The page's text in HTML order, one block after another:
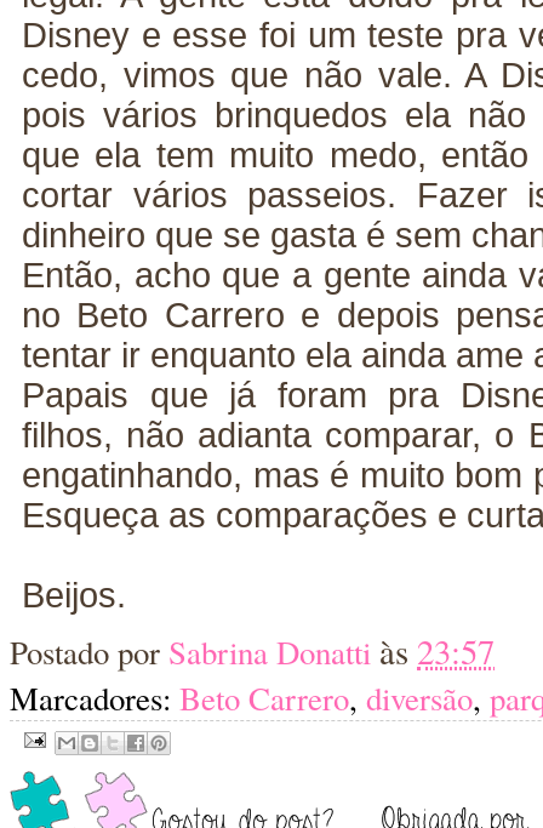
Disney e esse foi um teste pra
cedo, vimos que não vale. A
pois vários brinquedos ela
que ela tem muito medo,
cortar vários passeios. Fazer
dinheiro que se gasta é sem
Então, acho que a gente ainda
no Beto Carrero e depois
tentar ir enquanto ela ainda
Papais que já foram pra
filhos, não adianta comparar, o
engatinhando, mas é muito bom
Esqueça as comparações e
Beijos.
Postado por Sabrina Donatti às 23:57
Marcadores: Beto Carrero, diversão,